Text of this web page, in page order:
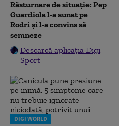
Răsturnare de situație: Pep
Guardiola l-a sunat pe
Rodri și l-a convins să
semneze
Descarcă aplicația Digi
Sport
DIGI WORLD